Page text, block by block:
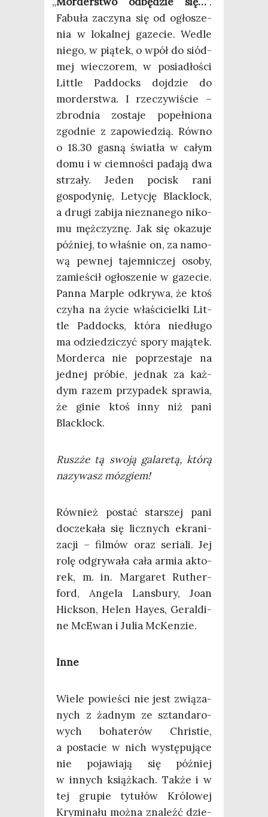
Fabu­ła zaczy­na się od ogło­sze­
nia w lokal­nej gaze­cie. Wedle
nie­go, w pią­tek, o wpół do siód­
mej wie­czo­rem, w posia­dło­ści
Lit­tle Pad­docks doj­dzie do
mor­der­stwa. I rze­czy­wi­ście –
zbrod­nia zosta­je popeł­nio­na
zgod­nie z zapo­wie­dzią. Rów­no
o 18.30 gasną świa­tła w całym
domu i w ciem­no­ści pada­ją dwa
strza­ły. Jeden pocisk rani
gospo­dy­nię, Lety­cję Blac­klock,
a dru­gi zabi­ja nie­zna­ne­go niko­
mu męż­czy­znę. Jak się oka­zu­je
póź­niej, to wła­śnie on, za namo­
wą pew­nej tajem­ni­czej oso­by,
zamie­ścił ogło­sze­nie w gaze­cie.
Pan­na Mar­ple odkry­wa, że ktoś
czy­ha na życie wła­ści­ciel­ki Lit­
tle Pad­docks, któ­ra nie­dłu­go
ma odzie­dzi­czyć spo­ry mają­tek.
Mor­der­ca nie poprze­sta­je na
jed­nej pró­bie, jed­nak za każ­
dym razem przy­pa­dek spra­wia,
że ginie ktoś inny niż pani
Blacklock.
Ruszże tą swo­ją gala­re­tą, któ­rą
nazy­wasz mózgiem!
Rów­nież postać star­szej pani
docze­ka­ła się licz­nych ekra­ni­
za­cji – fil­mów oraz seria­li. Jej
rolę odgry­wa­ła cała armia akto­
rek, m. in. Mar­ga­ret Ruther­
ford, Ange­la Lans­bu­ry, Joan
Hick­son, Helen Hay­es, Geral­di­
ne McE­wan i Julia McKenzie.
Inne
Wie­le powie­ści nie jest zwią­za­
nych z żad­nym ze sztan­da­ro­
wych boha­te­rów Chri­stie,
a posta­cie w nich wystę­pu­ją­ce
nie poja­wia­ją się póź­niej
w innych książ­kach. Tak­że i w
tej gru­pie tytu­łów Kró­lo­wej
Kry­mi­na­łu moż­na zna­leźć dzie­